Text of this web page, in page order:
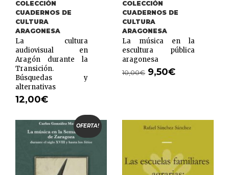
COLECCIÓN
CUADERNOS DE
CULTURA
ARAGONESA
La cultura
audiovisual en
Aragón durante la
Transición.
Búsquedas y
alternativas
12,00€
COLECCIÓN
CUADERNOS DE
CULTURA
ARAGONESA
La música en la
escultura pública
aragonesa
10,00€ 9,50€
OFERTA!